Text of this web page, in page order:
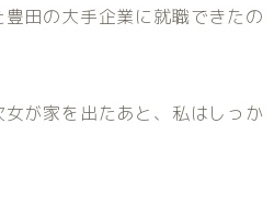
田の大手企業に就職できたの
が家を出たあと、私はしっか